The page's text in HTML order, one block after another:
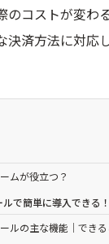
のコストが変わ
決済方法に対応
ムが役立つ？
で簡単に導入できる！
ルの主な機能｜できる